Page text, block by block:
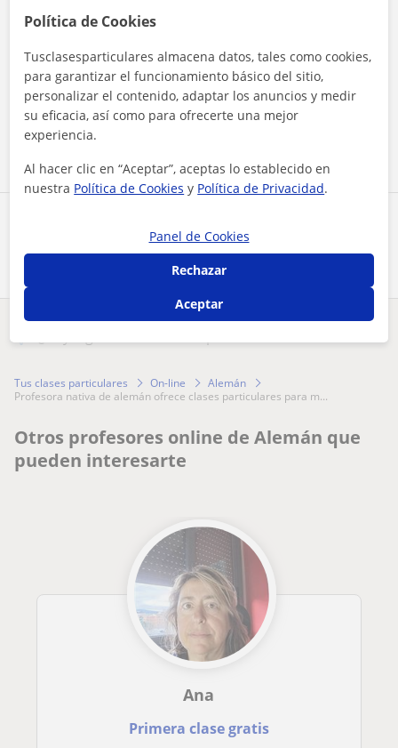
Al hacer clic, aceptas nuestroaviso legaly deprivacidad
Tus clases particulares On-line
Alemán
profesora nativa de alemán ofrece clases particulares para m...
Otros profesores online de Alemán que
pueden interesarte
Ana
Primera clase gratis
Política de Cookies
Tusclasesparticulares almacena datos, tales como cookies,
para garantizar el funcionamiento básico del sitio,
personalizar el contenido, adaptar los anuncios y medir
su eficacia, así como para ofrecerte una mejor
experiencia.
Al hacer clic en “Aceptar”, aceptas lo establecido en
nuestra Política de Cookies y Política de Privacidad.
Panel de Cookies
Rechazar
Aceptar